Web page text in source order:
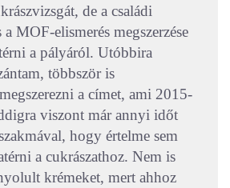
de a családi
MOF-elismerés megszerzése
a pályáról. Utóbbira
többször is
a címet, ami 2015-
viszont már annyi időt
hogy értelme sem
a cukrászathoz. Nem is
krémeket, mert ahhoz